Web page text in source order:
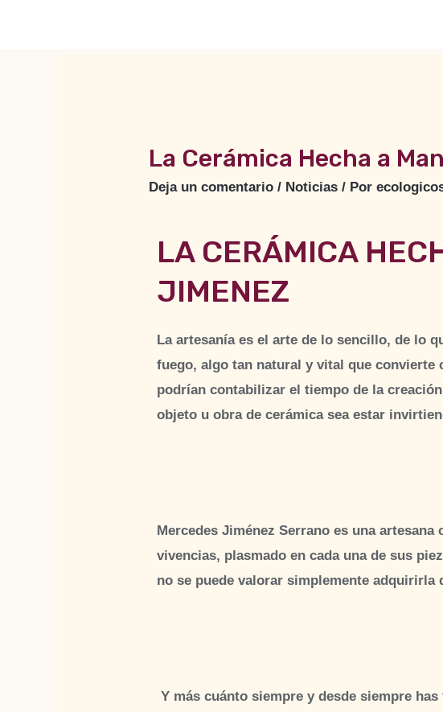
La Cerámica Hecha a
Deja un comentario / Noticias / Por
LA CERÁMICA
JIMENEZ
La artesanía es el arte de lo sencillo, de lo
fuego, algo tan natural y vital que convierte
podrían contabilizar el tiempo de la
objeto u obra de cerámica sea estar
Mercedes Jiménez Serrano es una
vivencias, plasmado en cada una de sus
no se puede valorar simplemente adquirirla
Y más cuánto siempre y desde siempre